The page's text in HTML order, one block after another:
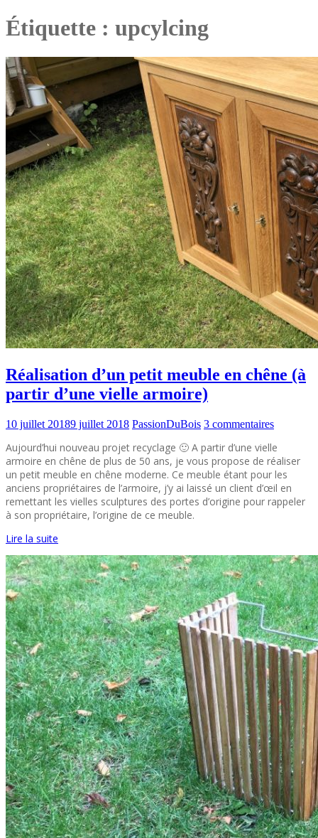
Étiquette : upcylcing
Réalisation d’un petit meuble en chêne (à
partir d’une vielle armoire)
10 juillet 20189 juillet 2018 PassionDuBois 3 commentaires
Aujourd’hui nouveau projet recyclage 🙂 A partir d’une vielle
armoire en chêne de plus de 50 ans, je vous propose de réaliser
un petit meuble en chêne moderne. Ce meuble étant pour les
anciens propriétaires de l’armoire, j’y ai laissé un client d’œil en
remettant les vielles sculptures des portes d’origine pour rappeler
à son propriétaire, l’origine de ce meuble.
Lire la suite